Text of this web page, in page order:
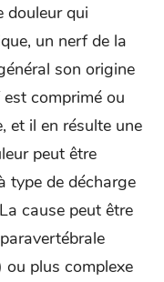
douleur qui
un nerf de la
son origine
comprimé ou
et il en résulte une
peut être
type de décharge
cause peut être
ou plus complexe